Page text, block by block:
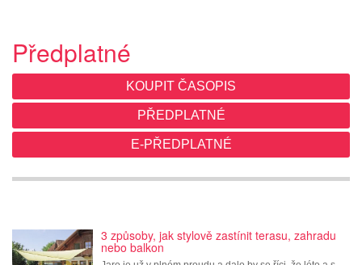
Předplatné
KOUPIT ČASOPIS
PŘEDPLATNÉ
E-PŘEDPLATNÉ
3 způsoby, jak stylově zastínit terasu, zahradu
nebo balkon